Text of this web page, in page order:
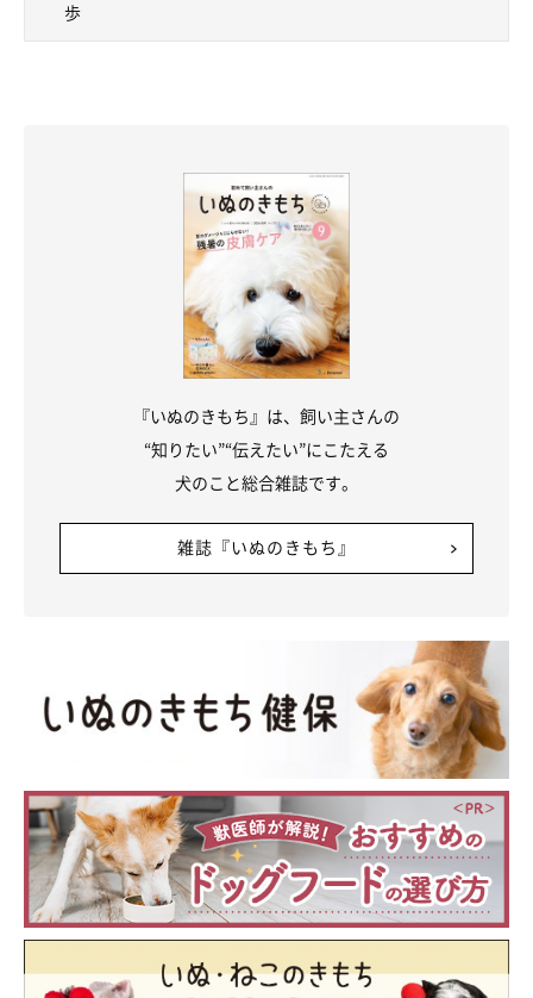
7.８キロしかないかぼちゃんは
引っ張ることなんてないから、
歩
『いぬのきもち』は、飼い主さんの
“知りたい”“伝えたい”にこたえる
犬のこと総合雑誌です。
雑誌『いぬのきもち』